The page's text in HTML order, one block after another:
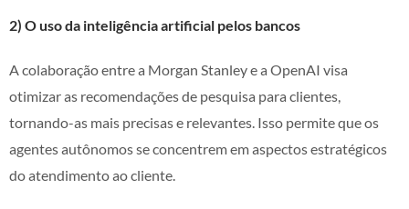
2) O uso da inteligência artificial pelos bancos
A colaboração entre a Morgan Stanley e a OpenAI visa
otimizar as recomendações de pesquisa para clientes,
tornando-as mais precisas e relevantes. Isso permite que os
agentes autônomos se concentrem em aspectos estratégicos
do atendimento ao cliente.